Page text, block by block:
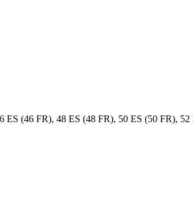
(46 FR), 48 ES (48 FR), 50 ES (50 FR),